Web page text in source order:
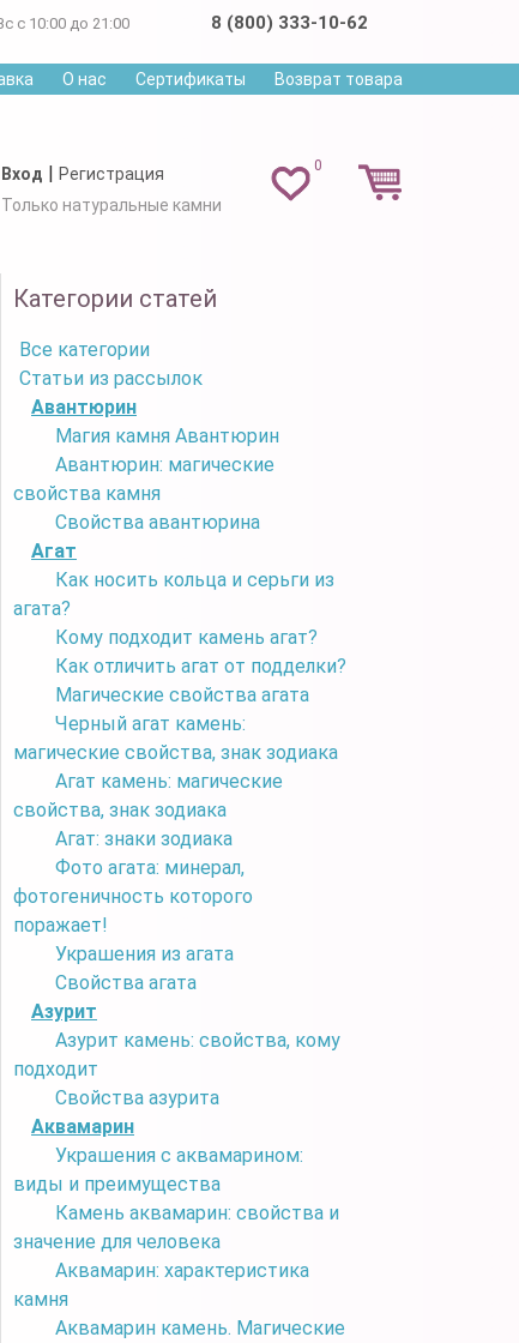
с 10:00 до 21:00 8 (800) 333-10-62
О нас Сертификаты Возврат товара
0
Вход | Регистрация
Только натуральные камни
Категории статей
Все категории
Статьи из рассылок
Авантюрин
Магия камня Авантюрин
Авантюрин: магические
свойства камня
Свойства авантюрина
Агат
Как носить кольца и серьги из
агата?
Кому подходит камень агат?
Как отличить агат от подделки?
Магические свойства агата
Черный агат камень:
магические свойства, знак зодиака
Агат камень: магические
свойства, знак зодиака
Агат: знаки зодиака
Фото агата: минерал,
фотогеничность которого
поражает!
Украшения из агата
Свойства агата
Азурит
Азурит камень: свойства, кому
подходит
Свойства азурита
Аквамарин
Украшения с аквамарином:
виды и преимущества
Камень аквамарин: свойства и
значение для человека
Аквамарин: характеристика
камня
Аквамарин камень. Магические